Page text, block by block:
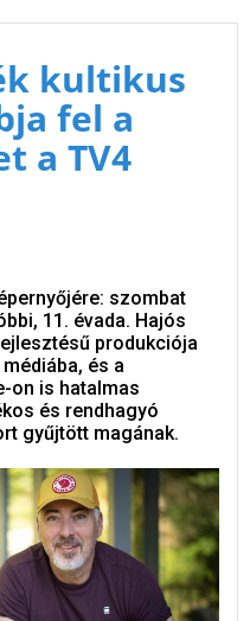
kultikus
fel a
a TV4
szombat
11. évada. Hajós
produkciója
és a
on is hatalmas
és rendhagyó
gyűjtött magának.